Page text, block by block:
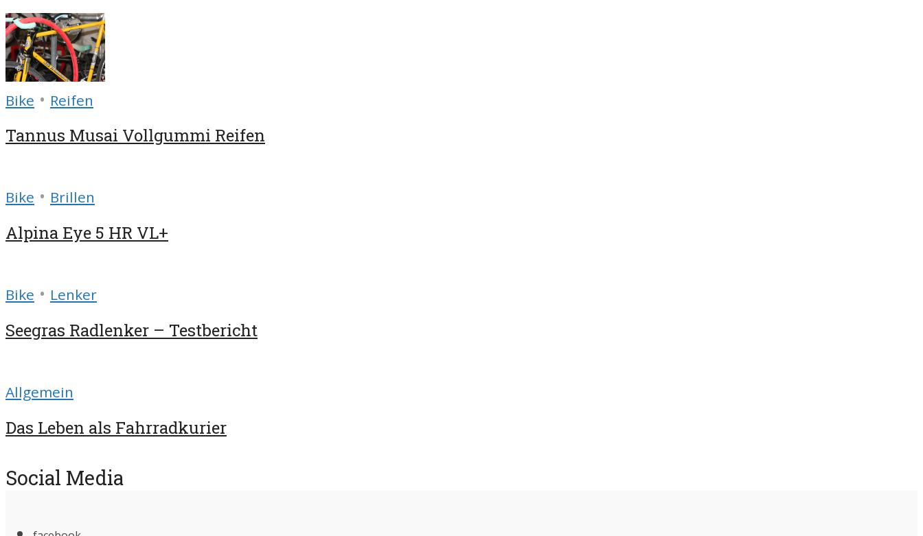
Bike • Reifen
Tannus Musai Vollgummi Reifen
Bike • Brillen
Alpina Eye 5 HR VL+
Bike • Lenker
Seegras Radlenker – Testbericht
Allgemein
Das Leben als Fahrradkurier
Social Media